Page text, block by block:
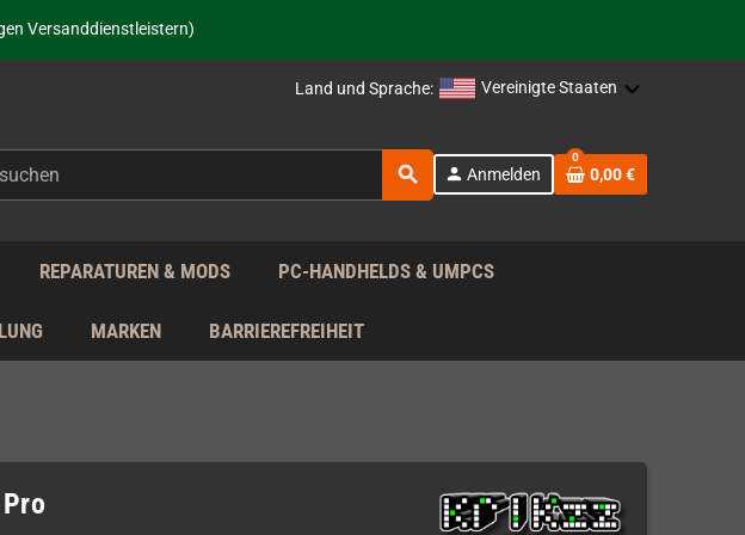
Versanddienstleistern)
neue Retro-Hardware!
zollfrei innerhalb der EU!
Land und Sprache: Vereinigte Staaten
search person Anmelden
0
0,00 €
REPARATUREN & MODS PC-HANDHELDS & UMPCS
MARKEN BARRIEREFREIHEIT